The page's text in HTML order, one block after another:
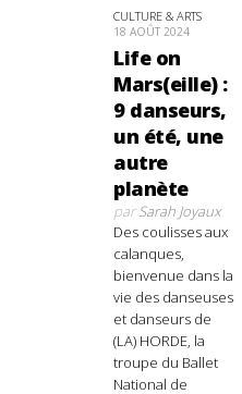
CULTURE & ARTS
18 AOÛT 2024
Life on
Mars(eille) :
9 danseurs,
un été, une
autre
planète
parSarah Joyaux
Des coulisses aux
calanques,
bienvenue dans la
vie des danseuses
et danseurs de
(LA) HORDE, la
troupe du Ballet
National de